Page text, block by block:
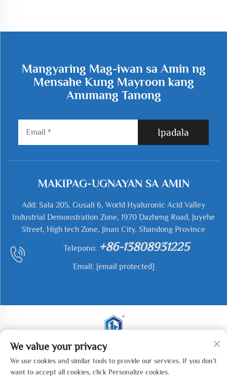
Mangyaring Mag-iwan sa Amin ng
Mensahe Kung Mayroon kang
Anumang Tanong
Ipadala
MAKIPAG-UGNAYAN SA AMIN
Add: Sala 205, Gusali 6, World Hyaluronic Acid Valley
Industrial Demonstration Zone, 1970 Dazheng Road, Juyehe
Street, High tech Zone, Jinan City, Shandong Province
Telepono: +86-13808931225
Email: [email protected]
Kopirait © 2025 Jianyu Weiye (Jinan) Machinery
Technology Co., LTD. Lahat ng mga karapatan ay nakalaan.
- Patakaran sa Pagkapribado
We value your privacy
We use cookies and similar tools to provide our services. If you don't
want to accept all cookies, click Personalize cookies.